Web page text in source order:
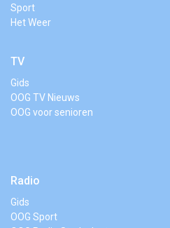
Sport
Het Weer
TV
Gids
OOG TV Nieuws
OOG voor senioren
Radio
Gids
OOG Sport